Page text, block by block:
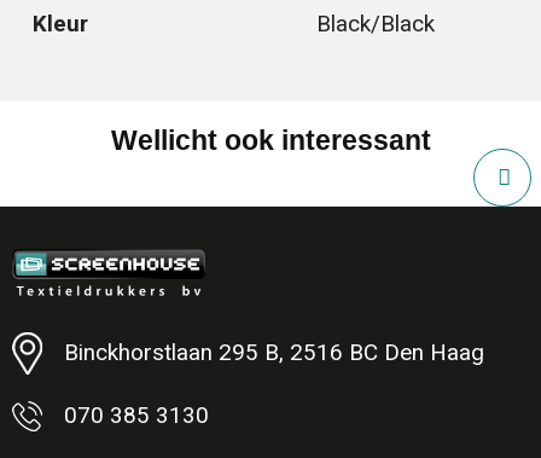
Kleur Black/Black
Wellicht ook interessant
Binckhorstlaan 295 B, 2516 BC Den Haag
070 385 3130